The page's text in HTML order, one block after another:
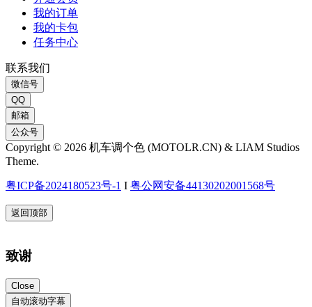
我的订单
我的卡包
任务中心
联系我们
微信号
QQ
邮箱
公众号
Copyright © 2026 机车调个色 (MOTOLR.CN) & LIAM Studios
Theme.
粤ICP备2024180523号-1 I 粤公网安备44130202001568号
返回顶部
致谢
Close
自动滚动字幕